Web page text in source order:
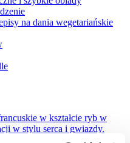
na dania wegetariańskie